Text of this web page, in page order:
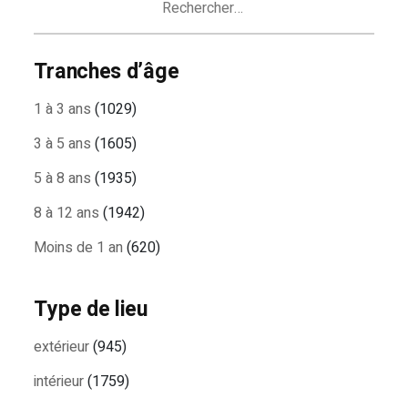
Tranches d’âge
1 à 3 ans (1029)
3 à 5 ans (1605)
5 à 8 ans (1935)
8 à 12 ans (1942)
Moins de 1 an (620)
Type de lieu
extérieur(945)
intérieur(1759)